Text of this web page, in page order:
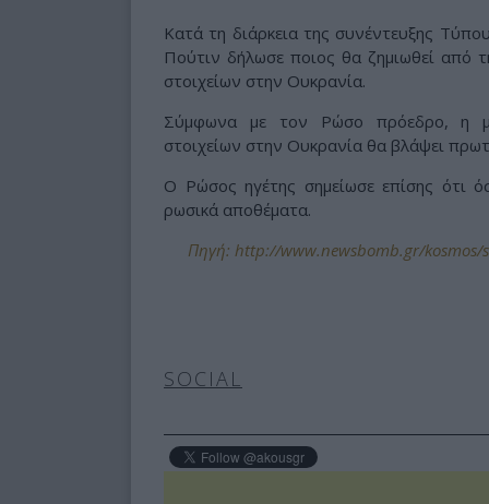
Κατά τη διάρκεια της συνέντευξης
Πούτιν δήλωσε ποιος θα ζημιωθεί από
στοιχείων στην Ουκρανία.
Σύμφωνα με τον Ρώσο πρόεδρο, η
στοιχείων στην Ουκρανία θα βλάψει
Ο Ρώσος ηγέτης σημείωσε επίσης ότι
ρωσικά αποθέματα.
Πηγή: http://www.newsbomb.gr/kosmos/
SOCIAL